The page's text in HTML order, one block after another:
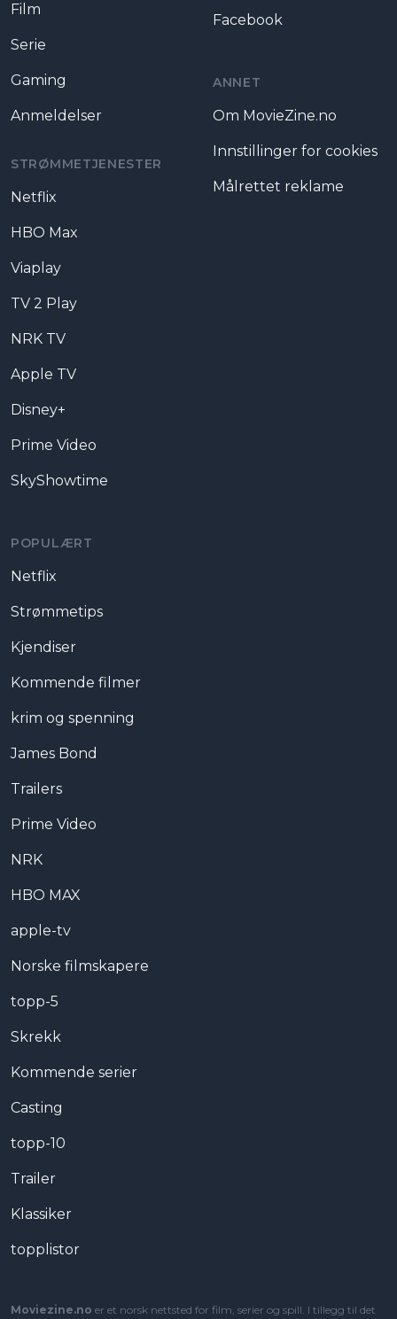
Film
Serie
Gaming
Anmeldelser
STRØMMETJENESTER
Netflix
HBO Max
Viaplay
TV 2 Play
NRK TV
Apple TV
Disney+
Prime Video
SkyShowtime
POPULÆRT
Netflix
Strømmetips
Kjendiser
Kommende filmer
krim og spenning
James Bond
Trailers
Prime Video
NRK
HBO MAX
apple-tv
Norske filmskapere
topp-5
Skrekk
Kommende serier
Casting
topp-10
Trailer
Klassiker
topplistor
Facebook
ANNET
Om MovieZine.no
Innstillinger for cookies
Målrettet reklame
Moviezine.no er et norsk nettsted for film, serier og spill. I tillegg til det